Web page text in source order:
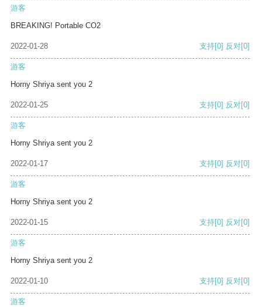
游客
BREAKING! Portable CO2
2022-01-28 支持[0] 反对[0]
游客
Horny Shriya sent you 2
2022-01-25 支持[0] 反对[0]
游客
Horny Shriya sent you 2
2022-01-17 支持[0] 反对[0]
游客
Horny Shriya sent you 2
2022-01-15 支持[0] 反对[0]
游客
Horny Shriya sent you 2
2022-01-10 支持[0] 反对[0]
游客